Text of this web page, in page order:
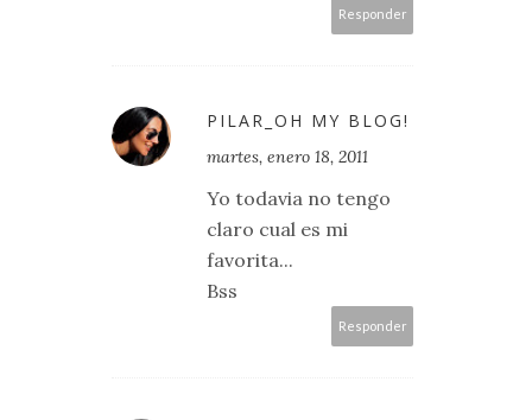
Responder
PILAR_OH MY BLOG!
martes, enero 18, 2011
Yo todavia no tengo
claro cual es mi
favorita...
Bss
Responder